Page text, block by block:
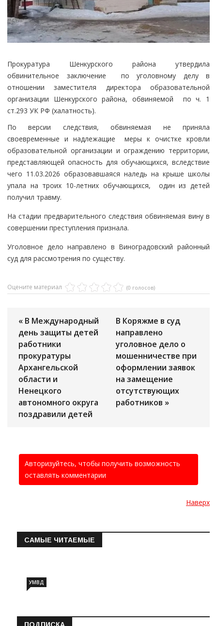
Прокуратура Шенкурского района утвердила
обвинительное заключение по уголовному делу в
отношении заместителя директора образовательной
организации Шенкурского района, обвиняемой по ч. 1
ст.293 УК РФ (халатность).
По версии следствия, обвиняемая не приняла
своевременные и надлежащие меры к очистке кровли
образовательной организации и ограждению территории,
представляющей опасность для обучающихся, вследствие
чего 11.03.2026 образовавшаяся наледь на крыше школы
упала на троих 10-летних обучающихся, один из детей
получил травму.
На стадии предварительного следствия обвиняемая вину в
совершении преступления признала.
Уголовное дело направлено в Виноградовский районный
суд для рассмотрения по существу.
Оцените материал (0 голосов)
« В Международный
день защиты детей
работники
прокуратуры
Архангельской
области и
Ненецкого
автономного округа
поздравили детей
В Коряжме в суд
направлено
уголовное дело о
мошенничестве при
оформлении заявок
на замещение
отсутствующих
работников »
Авторизуйтесь, чтобы получить возможность
оставлять комментарии
Наверх
САМЫЕ ЧИТАЕМЫЕ
УМВД
ПОДПИСКА